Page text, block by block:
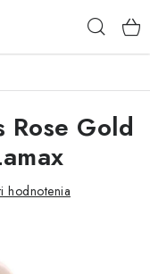
Rose Gold
hodnotenia